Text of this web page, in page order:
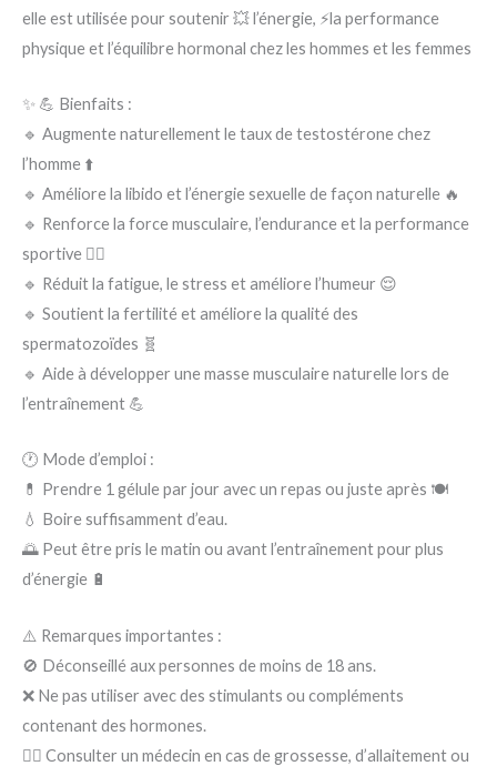
elle est utilisée pour soutenir 💥 l’énergie, ⚡️la performance
physique et l’équilibre hormonal chez les hommes et les femmes
✨ 💪 Bienfaits :
🔹 Augmente naturellement le taux de testostérone chez
l’homme ⬆️
🔹 Améliore la libido et l’énergie sexuelle de façon naturelle 🔥
🔹 Renforce la force musculaire, l’endurance et la performance
sportive 🏋️‍♂️
🔹 Réduit la fatigue, le stress et améliore l’humeur 😌
🔹 Soutient la fertilité et améliore la qualité des
spermatozoïdes 🧬
🔹 Aide à développer une masse musculaire naturelle lors de
l’entraînement 💪
🕐 Mode d’emploi :
💊 Prendre 1 gélule par jour avec un repas ou juste après 🍽️
💧 Boire suffisamment d’eau.
🌅 Peut être pris le matin ou avant l’entraînement pour plus
d’énergie 🔋
⚠️ Remarques importantes :
🚫 Déconseillé aux personnes de moins de 18 ans.
❌ Ne pas utiliser avec des stimulants ou compléments
contenant des hormones.
👩‍⚕️ Consulter un médecin en cas de grossesse, d’allaitement ou